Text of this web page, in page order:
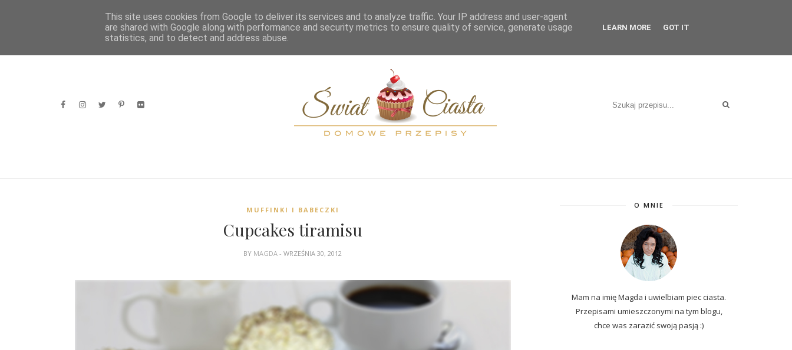
HOME KATEGORIE PRZELICZNIKI SPIS TREŚCI KONTAKT
MUFFINKI I BABECZKI
Cupcakes tiramisu
BY MAGDA- WRZEŚNIA 30, 2012
O MNIE
Mam na imię Magda i uwielbiam piec ciasta.
Przepisami umieszczonymi na tym blogu,
chce was zarazić swoją pasją :)
This site uses cookies from Google to deliver its services and to analyze traffic. Your IP address and user-agent
are shared with Google along with performance and security metrics to ensure quality of service, generate usage
statistics, and to detect and address abuse.
LEARN MORE GOT IT